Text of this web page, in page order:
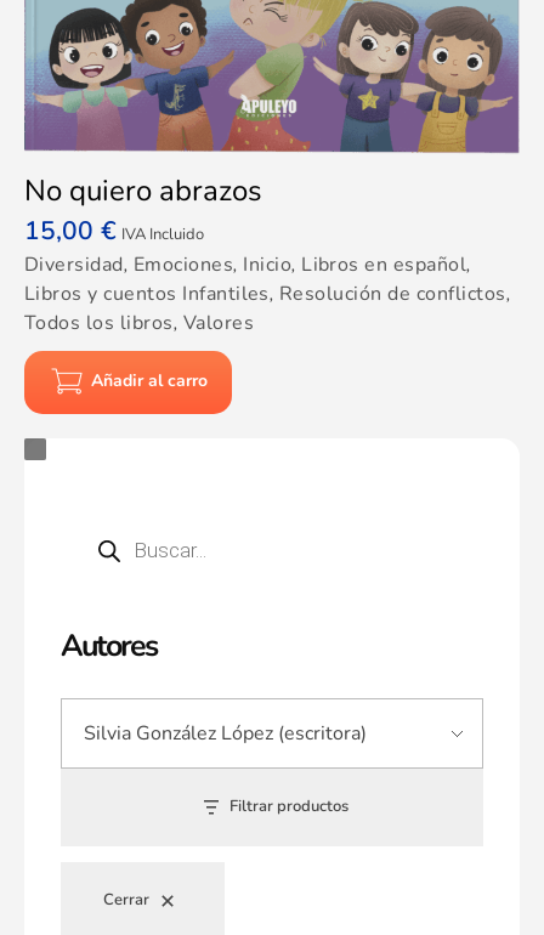
Autores
Filtrar productos
Cerrar
No quiero abrazos
15,00 € IVA Incluido
Diversidad, Emociones, Inicio, Libros en español,
Libros y cuentos Infantiles, Resolución de conflictos,
Todos los libros, Valores
Añadir al carro